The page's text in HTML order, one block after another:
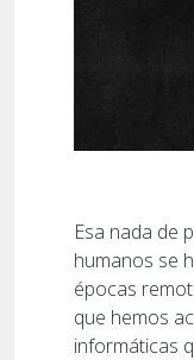
Esa nada de
humanos se
épocas
que hemos
informáticas